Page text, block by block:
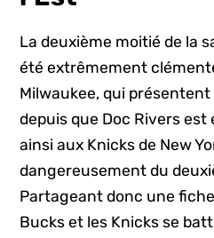
La deuxième moitié de la
été extrêmement
Milwaukee, qui présentent
depuis que Doc Rivers
ainsi aux Knicks de New
dangereusement du
Partageant donc une
Bucks et les Knicks se